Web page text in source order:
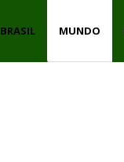
BRASIL MUNDO